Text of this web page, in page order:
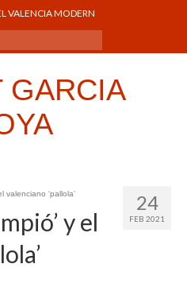
VALENCIA MODERN
GARCIA
24
FEB 2021
valenciano ‘pallola’
y el